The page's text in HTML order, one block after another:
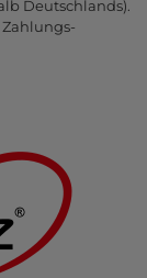
Deutsch­lands).
Zahlungs­